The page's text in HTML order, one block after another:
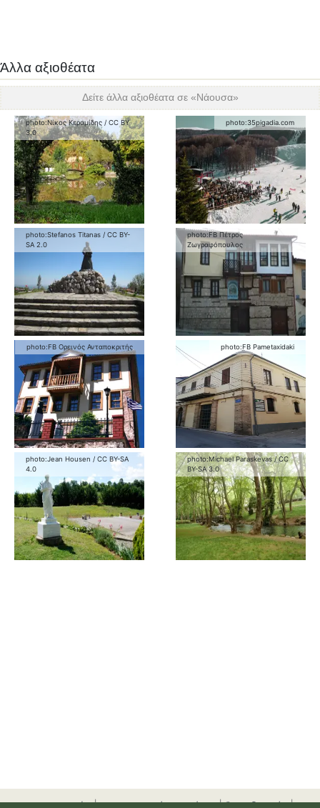
Άλλα αξιοθέατα
Δείτε άλλα αξιοθέατα σε «Νάουσα»
photo:Νίκος Κεραμίδης / CC BY
3.0
photo:35pigadia.com
photo:Stefanos Titanas / CC BY-
SA 2.0
photo:FB Πέτρος
Ζωγραφόπουλος
photo:FB Ορεινός Ανταποκριτής photo:FB Pametaxidaki
photo:Jean Housen / CC BY-SA
4.0
photo:Michael Paraskevas /CC
BY-SA 3.0